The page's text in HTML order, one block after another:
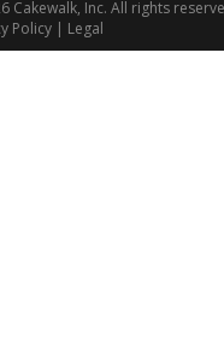
Cakewalk, Inc. All rights
Policy | Legal